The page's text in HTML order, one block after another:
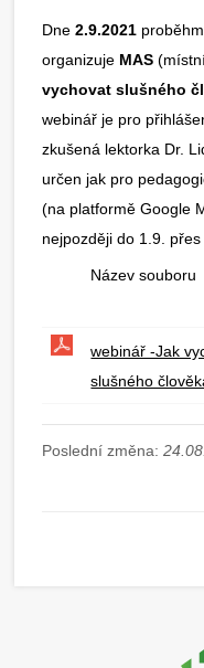
Dne2.9.2021
organizuje MAS
vychovat slušného
webinář je pro
zkušená lektorka Dr.
určen jak pro
(na platformě Google
nejpozději do 1.9.
Název souboru
webinář -Jak
slušného
Poslední změna: